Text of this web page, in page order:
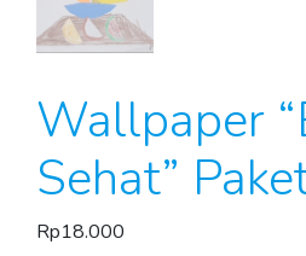
Wallpaper
Sehat”
Rp18.000